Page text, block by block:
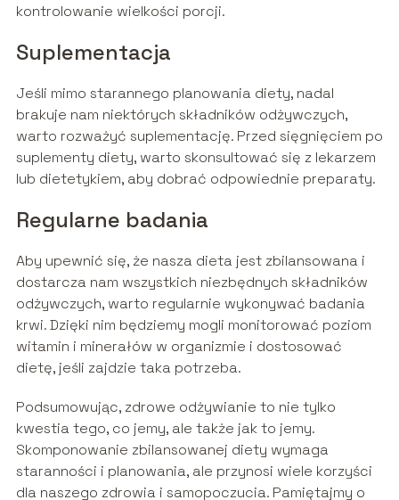
kontrolowanie wielkości porcji.
Suplementacja
Jeśli mimo starannego planowania diety, nadal
brakuje nam niektórych składników odżywczych,
warto rozważyć suplementację. Przed sięgnięciem po
suplementy diety, warto skonsultować się z lekarzem
lub dietetykiem, aby dobrać odpowiednie preparaty.
Regularne badania
Aby upewnić się, że nasza dieta jest zbilansowana i
dostarcza nam wszystkich niezbędnych składników
odżywczych, warto regularnie wykonywać badania
krwi. Dzięki nim będziemy mogli monitorować poziom
witamin i minerałów w organizmie i dostosować
dietę, jeśli zajdzie taka potrzeba.
Podsumowując, zdrowe odżywianie to nie tylko
kwestia tego, co jemy, ale także jak to jemy.
Skomponowanie zbilansowanej diety wymaga
staranności i planowania, ale przynosi wiele korzyści
dla naszego zdrowia i samopoczucia. Pamiętajmy o